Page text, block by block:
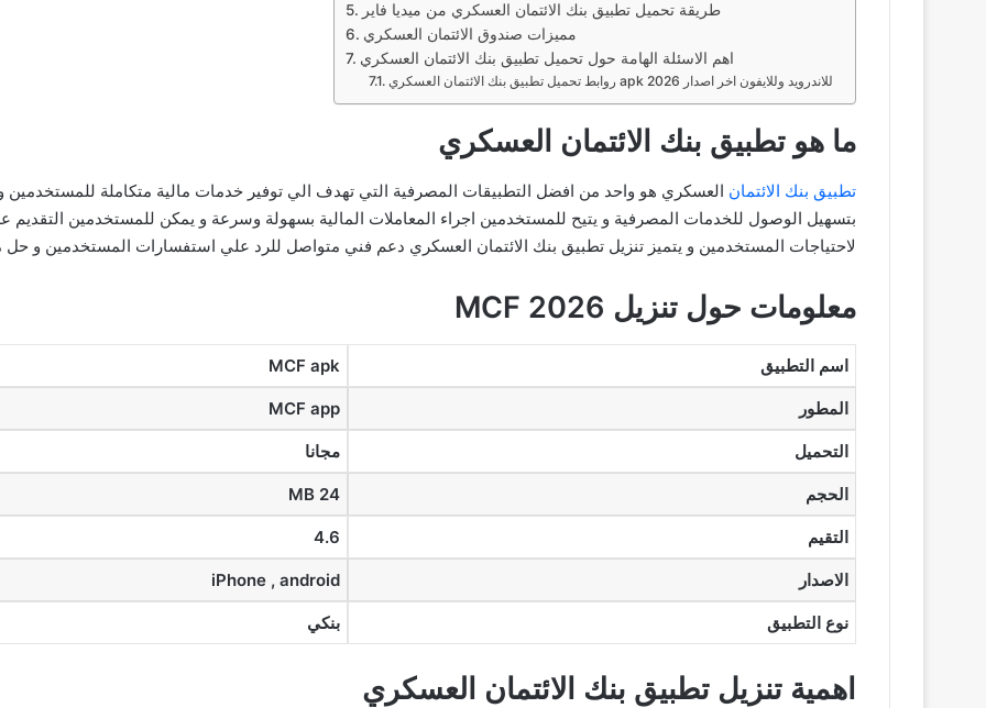
طريقة تحميل تطبيق بنك الائتمان العسكري من ميديا فاير
مميزات صندوق الائتمان العسكري
اهم الاسئلة الهامة حول تحميل تطبيق بنك الائتمان العسكري
روابط تحميل تطبيق بنك الائتمان العسكري apk للاندرويد وللايفون اخر اصدار 2026
ما هو تطبيق بنك الائتمان العسكري
تطبيق بنك الائتمان العسكري هو واحد من افضل التطبيقات المصرفية التي تهدف الي توفير خدمات مالية متكاملة للمستخدمين و
بتسهيل الوصول للخدمات المصرفية و يتيح للمستخدمين اجراء المعاملات المالية بسهولة وسرعة و يمكن للمستخدمين التقديم
لاحتياجات المستخدمين و يتميز تنزيل تطبيق بنك الائتمان العسكري دعم فني متواصل للرد علي استفسارات المستخدمين و
معلومات حول تنزيل MCF 2026
اسم التطبيق MCF apk
المطور MCF app
التحميل مجانا
الحجم 24 MB
التقيم 4.6
الاصدار iPhone , android
نوع التطبيق بنكي
اهمية تنزيل تطبيق بنك الائتمان العسكري